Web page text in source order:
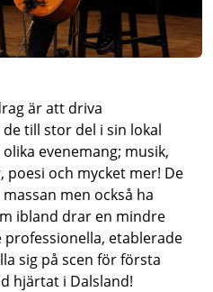
är att driva
till stor del i sin lokal
evenemang; musik,
och mycket mer! De
men också ha
ibland drar en mindre
etablerade
sig på scen för första
hjärtat i Dalsland!